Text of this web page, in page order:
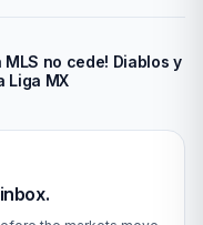
no cede! Diablos y
Liga MX